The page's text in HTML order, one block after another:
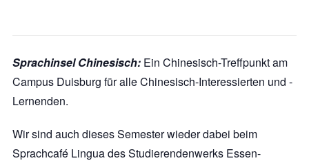
Sprachinsel Chinesisch: Ein Chinesisch-Treffpunkt am
Campus Duisburg für alle Chinesisch-Interessierten und -
Lernenden.
Wir sind auch dieses Semester wieder dabei beim
Sprachcafé Lingua des Studierendenwerks Essen-